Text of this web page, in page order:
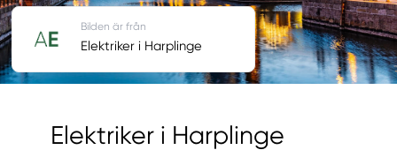
Elektriker i Harplinge
Bilden är från
Elektriker i Harplinge